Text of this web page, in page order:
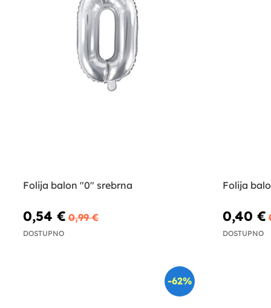
Folija balon "0" srebrna
0,54 € 0,99 €
DOSTUPNO
Folija
0,40 €
DOSTUPNO
-62%